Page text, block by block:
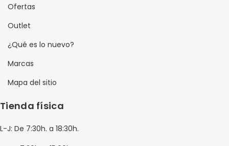
Ofertas
Outlet
¿Qué es lo nuevo?
Marcas
Mapa del sitio
Tienda física
L-J: De 7:30h. a 18:30h.